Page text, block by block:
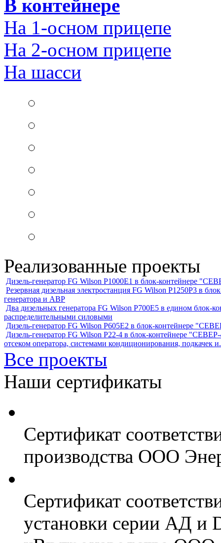
В контейнере
На 1-осном прицепе
На 2-осном прицепе
На шасси
Реализованные проекты
Дизель-генератор FG Wilson P1000E1 в блок-контейнере
Резервная дизельная электростанция FG Wilson P1250Р3 в
генератора и АВР
Два дизельных генератора FG Wilson P700E5 в едином
распределительными силовыми
Дизель-генератор FG Wilson P605Е2 в блок-контейнере
Дизель-генератор FG Wilson P22-4 в блок-контейнере
отсеком оператора, системами кондиционирования, подкачек
Все проекты
Наши сертификаты
Сертификат
производства ООО
Сертификат
установки серии АД и